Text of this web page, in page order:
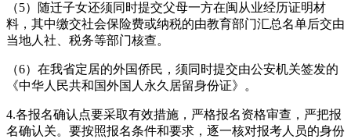
（5）随迁子女还须同时提交父母一方在闽从业经历证明材
料，其中缴交社会保险费或纳税的由教育部门汇总名单后交由
当地人社、税务等部门核查。
（6）在我省定居的外国侨民，须同时提交由公安机关签发的
《中华人民共和国外国人永久居留身份证》。
4.各报名确认点要采取有效措施，严格报名资格审查，严把报
名确认关。要按照报名条件和要求，逐一核对报考人员的身份